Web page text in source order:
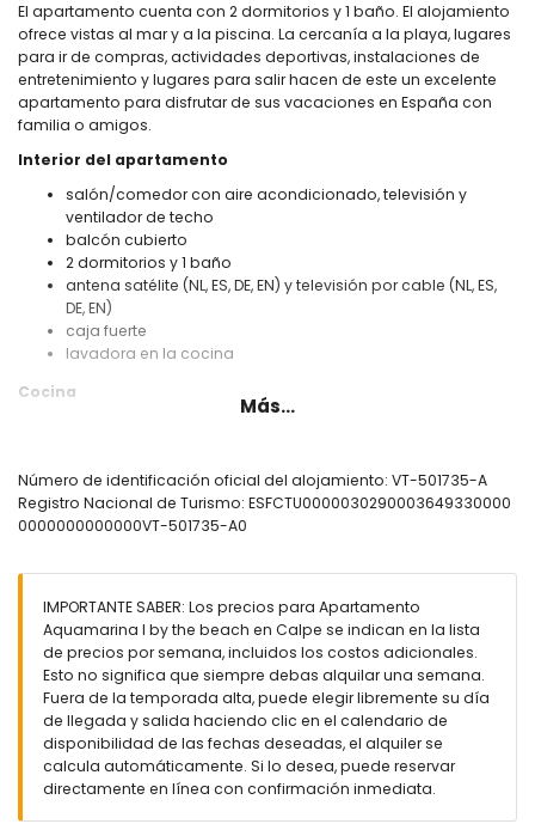
El apartamento cuenta con 2 dormitorios y 1 baño. El alojamiento
ofrece vistas al mar y a la piscina. La cercanía a la playa, lugares
para ir de compras, actividades deportivas, instalaciones de
entretenimiento y lugares para salir hacen de este un excelente
apartamento para disfrutar de sus vacaciones en España con
familia o amigos.
Interior del apartamento
salón/comedor con aire acondicionado, televisión y
ventilador de techo
balcón cubierto
2 dormitorios y 1 baño
antena satélite (NL, ES, DE, EN) y televisión por cable (NL, ES,
DE, EN)
caja fuerte
lavadora en la cocina
Cocina
eléctrico y tostadora
Dormitorios y baños
(de 200 por 90 cm)
baño con lavabo simple, ducha, bidé, inodoro y secador
de pelo
Exterior del apartamento
piscina comunitaria de 20 m x 12 m y 2 m de profundidad
piscina infantil
terraza cubierta
ducha exterior
zona de comedor al aire libre
Más...
Número de identificación oficial del alojamiento: VT-501735-A
Registro Nacional de Turismo: ESFCTU0000030290003649330000
0000000000000VT-501735-A0
IMPORTANTE SABER: Los precios para Apartamento
Aquamarina I by the beach en Calpe se indican en la lista
de precios por semana, incluidos los costos adicionales.
Esto no significa que siempre debas alquilar una semana.
Fuera de la temporada alta, puede elegir libremente su día
de llegada y salida haciendo clic en el calendario de
disponibilidad de las fechas deseadas, el alquiler se
calcula automáticamente. Si lo desea, puede reservar
directamente en línea con confirmación inmediata.